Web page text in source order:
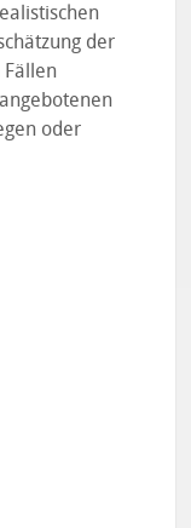
der
oder